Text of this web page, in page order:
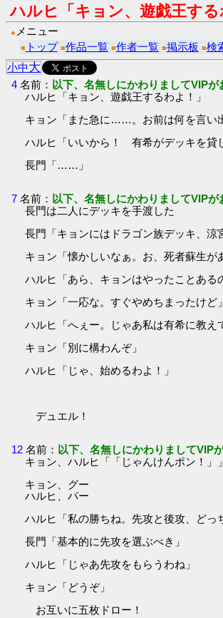
ハルヒ「キョン、遊戯王する
● メニュー
■ トップ ■作品一覧 ■作者一覧 ■掲示板 ■検
小中大
4 名前： 以下、名無しにかわりましてVIPが
ハルヒ「キョン、遊戯王するわよ！」
キョン「また急に……。お前は何を言い
ハルヒ「いいから！ 有希がデッキを貸
長門「……」
7 名前： 以下、名無しにかわりましてVIPが
長門は二人にデッキを手渡した
長門「キョンにはドラゴン族デッキ、涼
キョン「懐かしいなぁ。お、死者蘇生が
ハルヒ「あら、キョンはやったことある
キョン「一応な。すぐやめちまったけど」
ハルヒ「へぇー。じゃあ私は有希に教え
キョン「別に構わんぞ」
ハルヒ「じゃ、始めるわよ！」
デュエル！
12 名前： 以下、名無しにかわりましてVIP
キョン、ハルヒ「「じゃんけんポン！」」
キョン、グー
ハルヒ、パー
ハルヒ「私の勝ちね。先攻と後攻、どっ
長門「基本的に先攻を選ぶべき」
ハルヒ「じゃあ先攻をもらうわね」
キョン「どうぞ」
お互いに五枚ドロー！